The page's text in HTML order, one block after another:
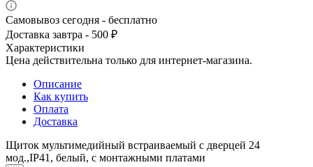
Самовывоз сегодня - бесплатно
Доставка завтра - 500 ₽
Характеристики
Цена действительна только для интернет-магазина.
Описание
Как купить
Оплата
Доставка
Щиток мультимедийный встраиваемый с дверцей 24
мод.,IP41, белый, с монтажными платами